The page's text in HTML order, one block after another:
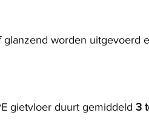
glanzend worden uitgevoerd
gietvloer duurt gemiddeld 3